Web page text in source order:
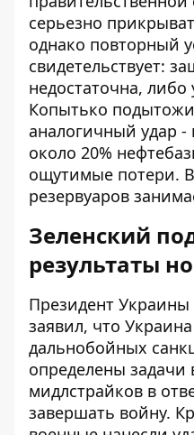
серьезно
однако повторный
свидетельствует:
недостаточна,
Копытько
аналогичный удар -
около 20%
ощутимые потери.
резервуаров
Зеленский
результаты
Президент
заявил, что
дальнобойных
определены
мидлстрайков в
завершать войну.